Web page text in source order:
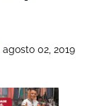
agosto 02, 2019